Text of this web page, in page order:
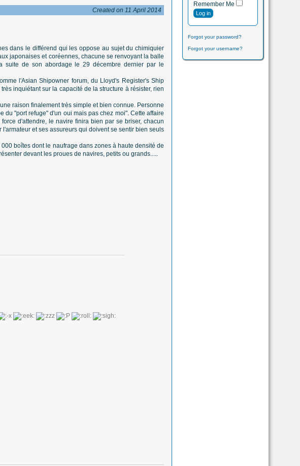
Remember Me
Forgot your password?
Forgot your username?
Created on 11 April 2014
dans le différend qui les oppose au sujet du chimiquier
japonaises et coréennes, chacune se renvoyant la balle
suite de son abordage le 29 décembre dernier par le
l'Asian Shipowner forum, du Lloyd's Register's Ship
inquiétant sur la capacité de la structure à résister, rien
raison finalement très simple et bien connue. Personne
"port refuge" d'un oui mais pas chez moi". Cette affaire
d'attendre, le navire finira bien par se briser, chacun
et ses assureurs qui doivent se sentir bien seuls
boîtes dont le naufrage dans zones à haute densité de
devant les proues de navires, petits ou grands.....